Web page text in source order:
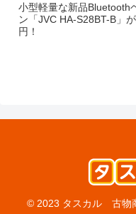
小型軽量な新品Bluetooth
ン「JVC HA-S28BT-B」
円！
© 2023 タスカル 古物